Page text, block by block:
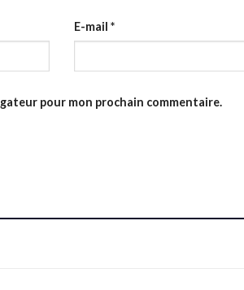
E-mail *
pour mon prochain commentaire.